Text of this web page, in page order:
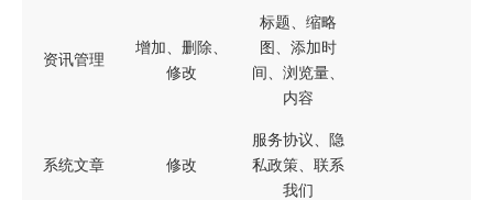
资讯管理
增加、删除、
修改
标题、缩略
图、添加时
间、浏览量、
内容
系统文章 修改
服务协议、隐
私政策、联系
我们